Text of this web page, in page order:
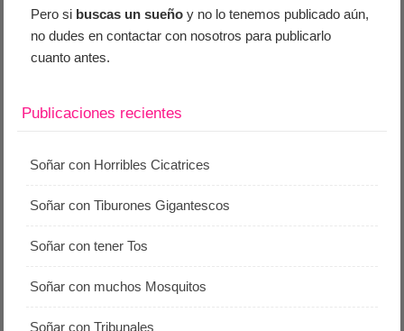
Pero si buscas un sueño y no lo tenemos publicado aún,
no dudes en contactar con nosotros para publicarlo
cuanto antes.
Publicaciones recientes
Soñar con Horribles Cicatrices
Soñar con Tiburones Gigantescos
Soñar con tener Tos
Soñar con muchos Mosquitos
Soñar con Tribunales